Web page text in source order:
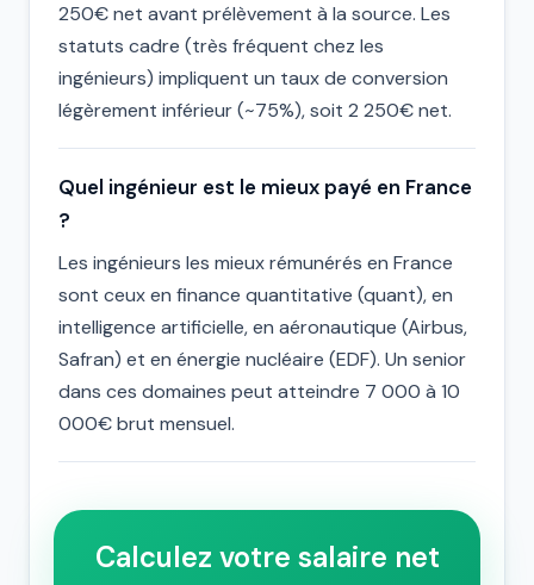
250€ net avant prélèvement à la source. Les
statuts cadre (très fréquent chez les
ingénieurs) impliquent un taux de conversion
légèrement inférieur (~75%), soit 2 250€ net.
Quel ingénieur est le mieux payé en France
?
Les ingénieurs les mieux rémunérés en France
sont ceux en finance quantitative (quant), en
intelligence artificielle, en aéronautique (Airbus,
Safran) et en énergie nucléaire (EDF). Un senior
dans ces domaines peut atteindre 7 000 à 10
000€ brut mensuel.
Calculez votre salaire net